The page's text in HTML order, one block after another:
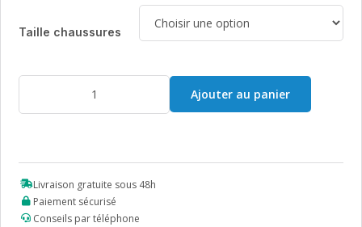
Taille chaussures
Chaussures
mixte
Ajouter au panier
Livraison gratuite sous 48h
Paiement sécurisé
Conseils par téléphone